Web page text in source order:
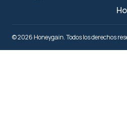
© 2026 Honeygain. Todos los derechos